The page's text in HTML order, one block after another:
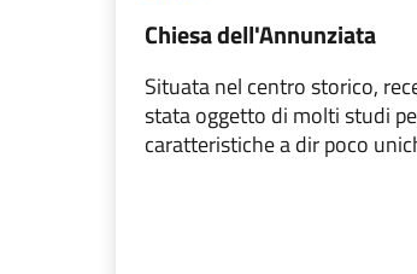
Chiesa dell'Annunziata
Situata nel centro storico,
stata oggetto di molti studi
caratteristiche a dir poco